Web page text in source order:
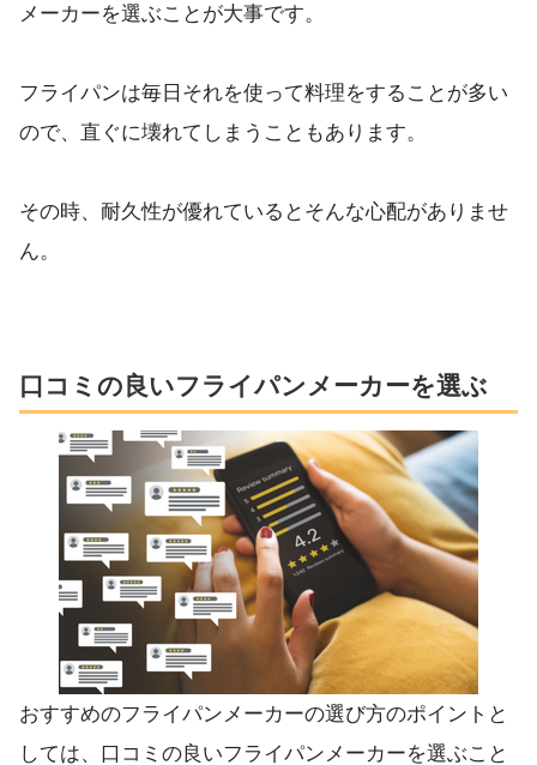
メーカーを選ぶことが大事です。
フライパンは毎日それを使って料理をすることが多い
ので、直ぐに壊れてしまうこともあります。
その時、耐久性が優れているとそんな心配がありませ
ん。
口コミの良いフライパンメーカーを選ぶ
おすすめのフライパンメーカーの選び方のポイントと
しては、口コミの良いフライパンメーカーを選ぶこと